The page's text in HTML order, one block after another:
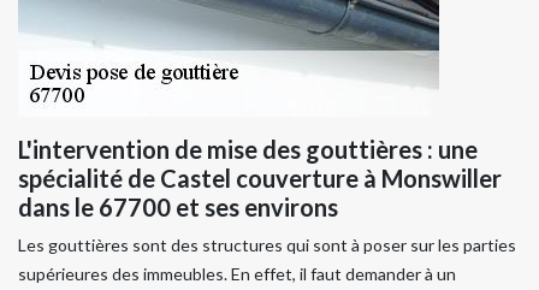
L'intervention de mise des gouttières : une
spécialité de Castel couverture à Monswiller
dans le 67700 et ses environs
Les gouttières sont des structures qui sont à poser sur les parties
supérieures des immeubles. En effet, il faut demander à un